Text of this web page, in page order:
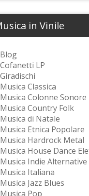
in Vinile
Blog
Cofanetti LP
Giradischi
Musica Classica
Musica Colonne Sonore
Musica Country Folk
Musica di Natale
Musica Etnica Popolare
Musica Hardrock Metal
Musica House Dance
Musica Indie Alternative
Musica Italiana
Musica Jazz Blues
Musica Pop